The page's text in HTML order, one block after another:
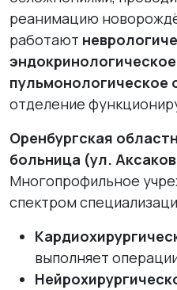
реанимацию
работают
эндокринологическое
пульмонологическое
отделение
Оренбургская
больница (ул.
Многопрофильное
спектром
выполняет